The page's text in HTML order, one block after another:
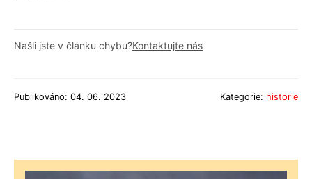
Našli jste v článku chybu?Kontaktujte nás
Publikováno: 04. 06. 2023 Kategorie: historie